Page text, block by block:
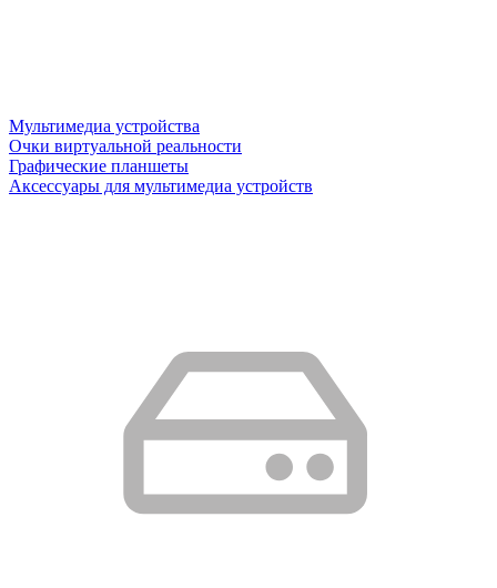
Мультимедиа устройства
Очки виртуальной реальности
Графические планшеты
Аксессуары для мультимедиа устройств